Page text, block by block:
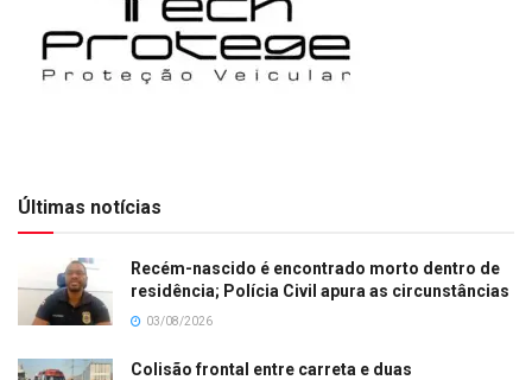
Últimas notícias
Recém-nascido é encontrado morto dentro de
residência; Polícia Civil apura as circunstâncias
03/08/2026
Colisão frontal entre carreta e duas